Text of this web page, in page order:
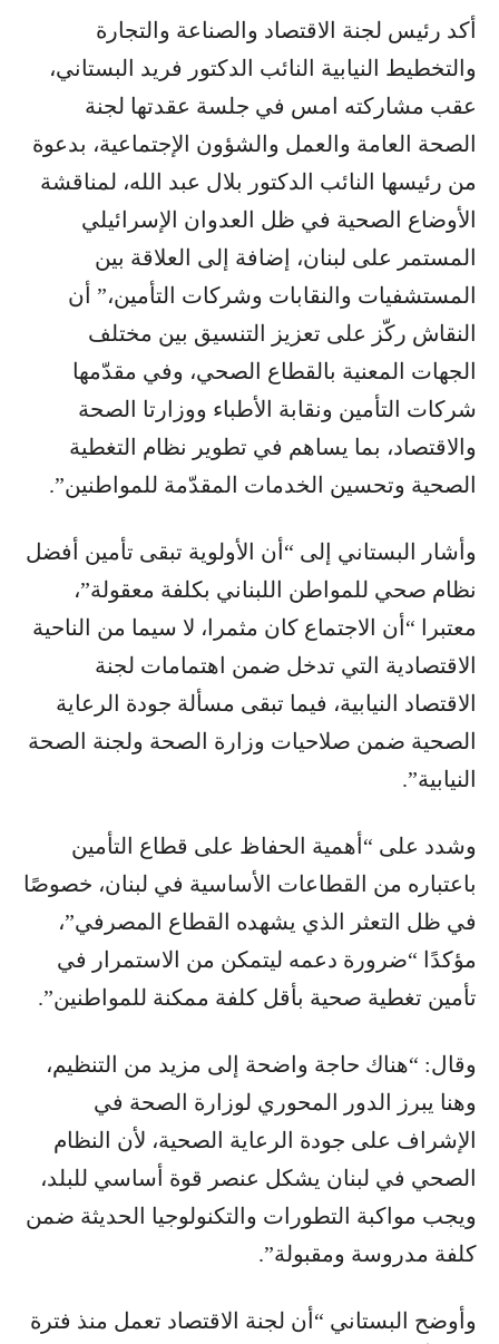
أكد رئيس لجنة الاقتصاد والصناعة والتجارة
والتخطيط النيابية النائب الدكتور فريد البستاني،
عقب مشاركته امس في جلسة عقدتها لجنة
الصحة العامة والعمل والشؤون الإجتماعية، بدعوة
من رئيسها النائب الدكتور بلال عبد الله، لمناقشة
الأوضاع الصحية في ظل العدوان الإسرائيلي
المستمر على لبنان، إضافة إلى العلاقة بين
المستشفيات والنقابات وشركات التأمين،” أن
النقاش ركّز على تعزيز التنسيق بين مختلف
الجهات المعنية بالقطاع الصحي، وفي مقدّمها
شركات التأمين ونقابة الأطباء ووزارتا الصحة
والاقتصاد، بما يساهم في تطوير نظام التغطية
الصحية وتحسين الخدمات المقدّمة للمواطنين”.
وأشار البستاني إلى “أن الأولوية تبقى تأمين أفضل
نظام صحي للمواطن اللبناني بكلفة معقولة”،
معتبرا “أن الاجتماع كان مثمرا، لا سيما من الناحية
الاقتصادية التي تدخل ضمن اهتمامات لجنة
الاقتصاد النيابية، فيما تبقى مسألة جودة الرعاية
الصحية ضمن صلاحيات وزارة الصحة ولجنة الصحة
النيابية”.
وشدد على “أهمية الحفاظ على قطاع التأمين
باعتباره من القطاعات الأساسية في لبنان، خصوصًا
في ظل التعثر الذي يشهده القطاع المصرفي”،
مؤكدًا “ضرورة دعمه ليتمكن من الاستمرار في
تأمين تغطية صحية بأقل كلفة ممكنة للمواطنين”.
وقال: “هناك حاجة واضحة إلى مزيد من التنظيم،
وهنا يبرز الدور المحوري لوزارة الصحة في
الإشراف على جودة الرعاية الصحية، لأن النظام
الصحي في لبنان يشكل عنصر قوة أساسي للبلد،
ويجب مواكبة التطورات والتكنولوجيا الحديثة ضمن
كلفة مدروسة ومقبولة”.
وأوضح البستاني “أن لجنة الاقتصاد تعمل منذ فترة